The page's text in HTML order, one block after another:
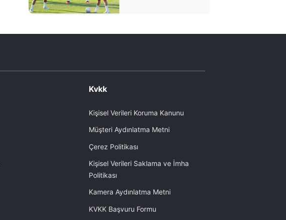
Kvkk
Kişisel Verileri Koruma Kanunu
Müşteri Aydınlatma Metni
Çerez Politikası
Kişisel Verileri Saklama ve İmha
Politikası
Kamera Aydınlatma Metni
KVKK Başvuru Formu